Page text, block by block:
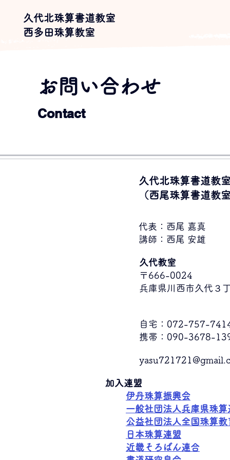
久代北珠算書道教室
​西多田珠算教室​
お問い合わせ
Contact
久代北珠算書道教
（西尾珠算書道教室
代表：​​西尾 嘉真
​講師：西尾 安雄
久代教室
〒666-0024
兵庫県川西市久代３
自宅：072-757-
携帯：090-3678-
加入連盟
伊丹珠算振興会
一般社団法人兵庫県珠算
公益社団法人全国珠算教
日本珠算連盟
​近畿そろばん連合